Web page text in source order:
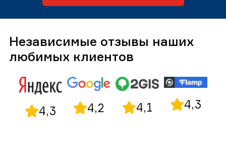
Независимые отзывы наших
любимых клиентов
4,3 4,2 4,1 4,3